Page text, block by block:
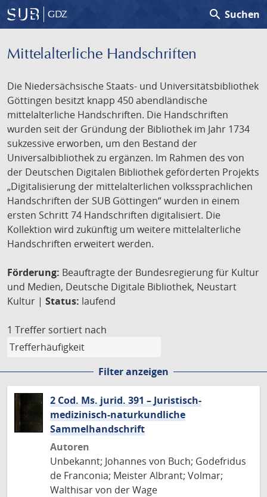
GDZ search Suchen
Mittelalterliche Handschriften
Die Niedersächsische Staats- und Universitätsbibliothek
Göttingen besitzt knapp 450 abendländische
mittelalterliche Handschriften. Die Handschriften
wurden seit der Gründung der Bibliothek im Jahr 1734
sukzessive erworben, um den Bestand der
Universalbibliothek zu ergänzen. Im Rahmen des von
der Deutschen Digitalen Bibliothek geförderten Projekts
„Digitalisierung der mittelalterlichen volkssprachlichen
Handschriften der SUB Göttingen“ wurden in einem
ersten Schritt 74 Handschriften digitalisiert. Die
Kollektion wird zukünftig um weitere mittelalterliche
Handschriften erweitert werden.
Förderung: Beauftragte der Bundesregierung für Kultur
und Medien, Deutsche Digitale Bibliothek, Neustart
Kultur | Status: laufend
1 Treffer sortiert nach
Filter anzeigen
2 Cod. Ms. jurid. 391 – Juristisch-
medizinisch-naturkundliche
Sammelhandschrift
Autoren
Unbekannt; Johannes von Buch; Godefridus
de Franconia; Meister Albrant; Volmar;
Walthisar von der Wage